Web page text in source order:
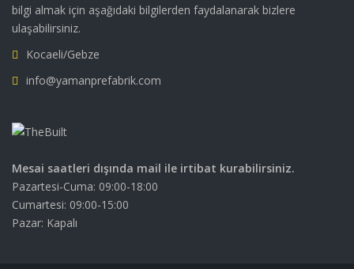
bilgi almak için aşağıdaki bilgilerden faydalanarak bizlere
ulaşabilirsiniz.
Kocaeli/Gebze
info@yamanprefabrik.com
Mesai saatleri dışında mail ile irtibat kurabilirsiniz.
Pazartesi-Cuma: 09:00-18:00
Cumartesi: 09:00-15:00
Pazar: Kapalı